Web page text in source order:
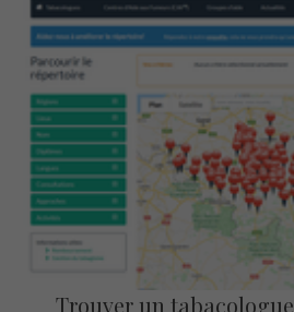
Trouver un tabacologue